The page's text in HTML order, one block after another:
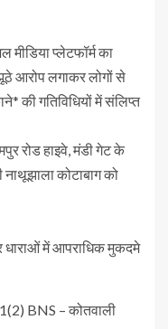
प्लेटफॉर्म का
आरोप लगाकर लोगों से
की गतिविधियों में संलिप्त
रोड हाइवे, मंडी गेट के
कोटाबाग को
धाराओं में आपराधिक मुकदमे
BNS – कोतवाली